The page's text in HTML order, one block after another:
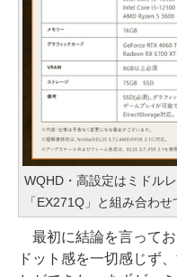
WQHD・高設定はミドル
「EX271Q」と組み合わ
最初に結論を言って
ドット感を一切感じず